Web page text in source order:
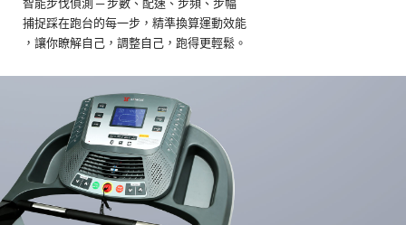
智能步伐偵測 ─ 步數、配速、步頻、步幅
捕捉踩在跑台的每一步，精準換算運動效能
，讓你瞭解自己，調整自己，跑得更輕鬆。